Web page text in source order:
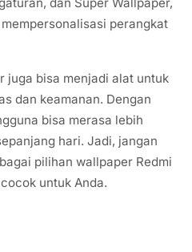
dan Super Wallpaper,
perangkat
juga bisa menjadi alat untuk
dan keamanan. Dengan
bisa merasa lebih
hari. Jadi, jangan
pilihan wallpaper Redmi
untuk Anda.